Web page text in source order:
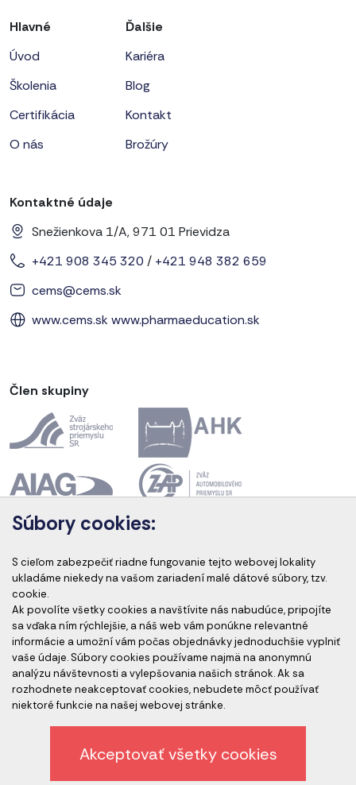
Hlavné
Úvod
Školenia
Certifikácia
O nás
Ďalšie
Kariéra
Blog
Kontakt
Brožúry
Kontaktné údaje
Snežienkova 1/A, 971 01 Prievidza
+421 908 345 320 / +421 948 382 659
cems@cems.sk
www.cems.skwww.pharmaeducation.sk
Člen skupiny
Akreditácia kurzov
Akreditovaní audítori
Etický kódex spoločnosti
Súbory cookies:
S cieľom zabezpečiť riadne fungovanie tejto webovej lokality
ukladáme niekedy na vašom zariadení malé dátové súbory, tzv.
cookie.
Ak povolíte všetky cookies a navštívite nás nabudúce, pripojíte
sa vďaka ním rýchlejšie, a náš web vám ponúkne relevantné
informácie a umožní vám počas objednávky jednoduchšie vyplniť
vaše údaje. Súbory cookies používame najmä na anonymnú
analýzu návštevnosti a vylepšovania našich stránok. Ak sa
rozhodnete neakceptovať cookies, nebudete môcť používať
niektoré funkcie na našej webovej stránke.
Akceptovať všetky cookies